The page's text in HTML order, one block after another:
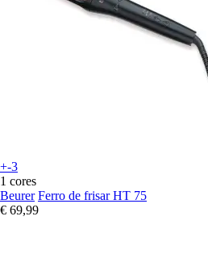
+-3
1 cores
Beurer Ferro de frisar HT 75
€ 69,99